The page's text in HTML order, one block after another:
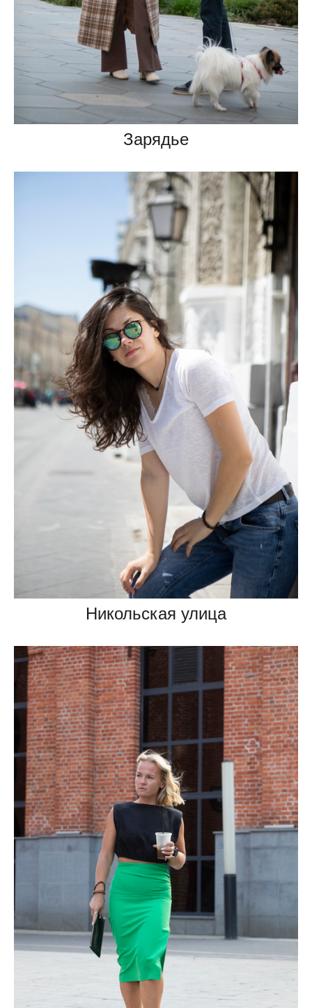
Зарядье
Никольская улица